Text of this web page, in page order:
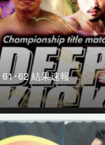
･62 結果速報